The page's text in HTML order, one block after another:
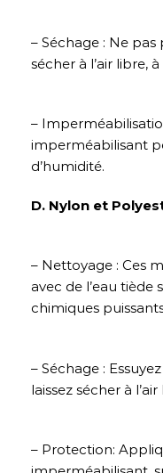
– Séchage : Ne pas
sécher à l’air libre,
–
imperméabilisant
d’humidité.
D. Nylon et
– Nettoyage : Ces
avec de l’eau tiède
chimiques
– Séchage :
laissez sécher à l’air
– Protection: